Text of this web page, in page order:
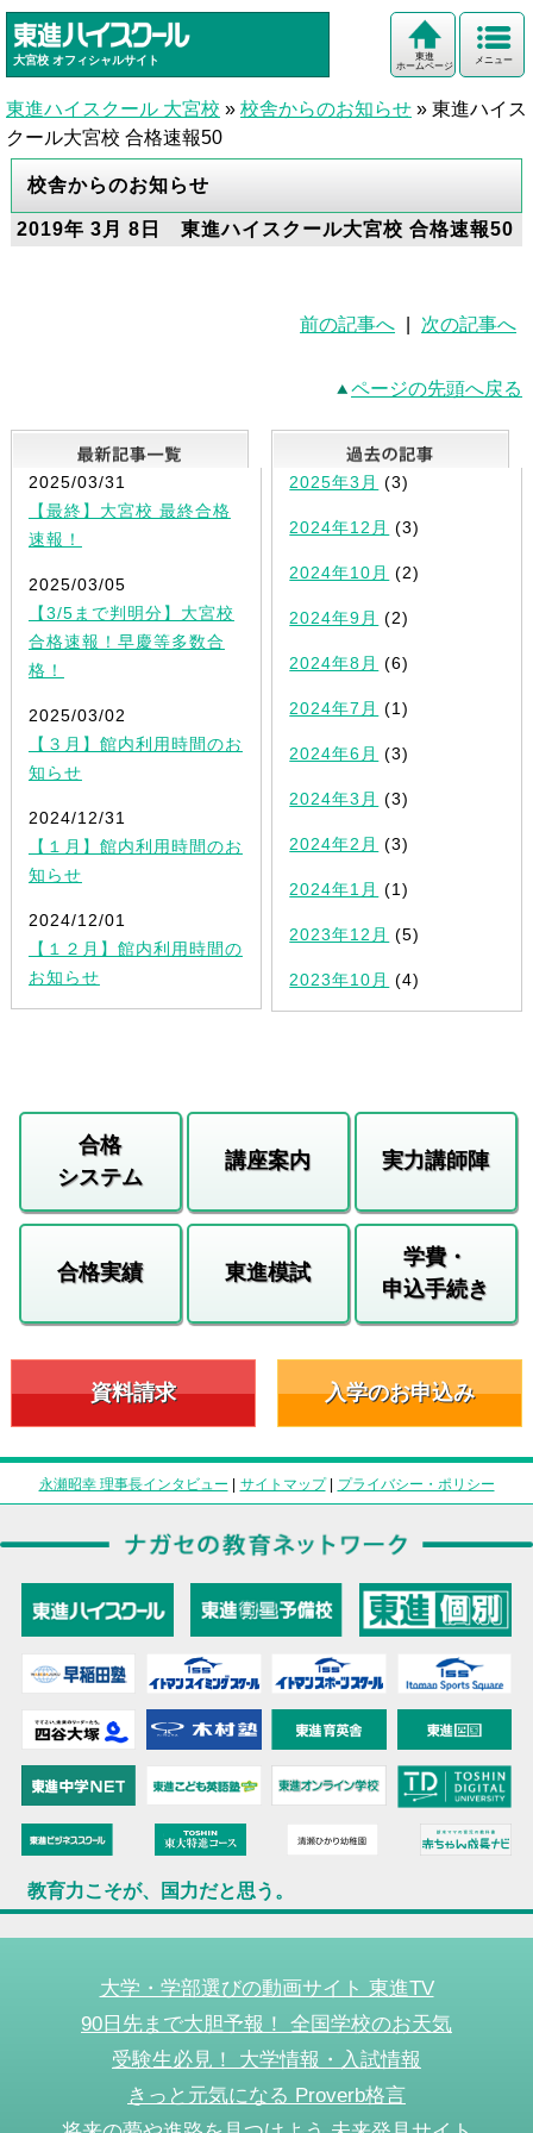
大宮校 オフィシャルサイト メニュー
東進
ホームページ
東進ハイスクール 大宮校 » 校舎からのお知らせ » 東進ハイス
クール大宮校 合格速報50
校舎からのお知らせ
2019年 3月 8日 東進ハイスクール大宮校 合格速報50
前の記事へ 次の記事へ
ページの先頭へ戻る
最新記事一覧
2025/03/31
【最終】大宮校 最終合格
速報！
2025/03/05
【3/5まで判明分】大宮校
合格速報！早慶等多数合
格！
2025/03/02
【３月】館内利用時間のお
知らせ
2024/12/31
【１月】館内利用時間のお
知らせ
2024/12/01
【１２月】館内利用時間の
お知らせ
2025年3月 (3)
2024年12月 (3)
2024年10月 (2)
2024年9月 (2)
2024年8月 (6)
2024年7月 (1)
2024年6月 (3)
2024年3月 (3)
2024年2月 (3)
2024年1月 (1)
2023年12月 (5)
2023年10月 (4)
合格
システム
講座案内 実力講師陣
合格実績 東進模試
学費・
申込手続き
資料請求 入学のお申込み
永瀬昭幸 理事長インタビュー | サイトマップ| プライバシー・ポリシー
教育力こそが、国力だと思う。
大学・学部選びの動画サイト 東進TV
90日先まで大胆予報！ 全国学校のお天気
受験生必見！ 大学情報・入試情報
きっと元気になる Proverb格言